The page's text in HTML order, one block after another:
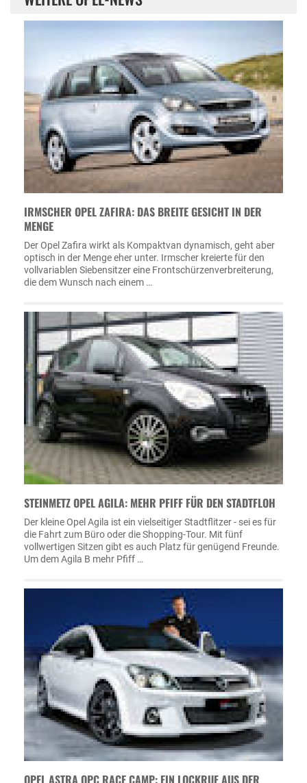
IRMSCHER OPEL ZAFIRA: DAS BREITE GESICHT IN DER
MENGE
Der Opel Zafira wirkt als Kompaktvan dynamisch, geht aber
optisch in der Menge eher unter. Irmscher kreierte für den
vollvariablen Siebensitzer eine Frontschürzenverbreiterung,
die dem Wunsch nach einem …
STEINMETZ OPEL AGILA: MEHR PFIFF FÜR DEN STADTFLOH
Der kleine Opel Agila ist ein vielseitiger Stadtflitzer - sei es für
die Fahrt zum Büro oder die Shopping-Tour. Mit fünf
vollwertigen Sitzen gibt es auch Platz für genügend Freunde.
Um dem Agila B mehr Pfiff …
OPEL ASTRA OPC RACE CAMP: EIN LOCKRUF AUS DER